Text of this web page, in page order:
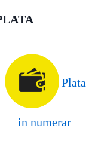
Plata
in numerar